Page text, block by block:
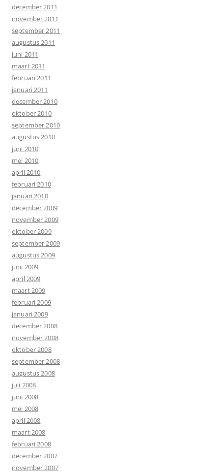
december 2011
november 2011
september 2011
augustus 2011
juni 2011
maart 2011
februari 2011
januari 2011
december 2010
oktober 2010
september 2010
augustus 2010
juni 2010
mei 2010
april 2010
februari 2010
januari 2010
december 2009
november 2009
oktober 2009
september 2009
augustus 2009
juni 2009
april 2009
maart 2009
februari 2009
januari 2009
december 2008
november 2008
oktober 2008
september 2008
augustus 2008
juli 2008
juni 2008
mei 2008
april 2008
maart 2008
februari 2008
december 2007
november 2007